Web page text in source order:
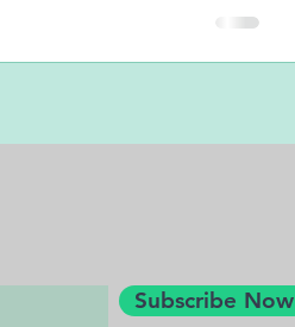
비교적 적은 편이다. 특히 저
가된다. 마늘농사 바로가기
Subscribe Now